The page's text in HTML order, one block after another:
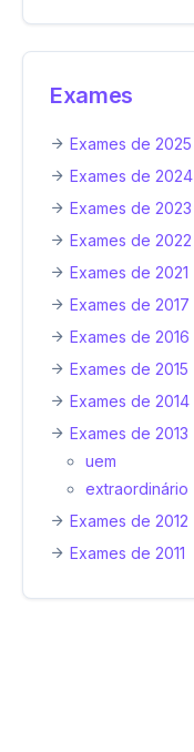
Exames
Exames de 2025
Exames de 2024
Exames de 2023
Exames de 2022
Exames de 2021
Exames de 2017
Exames de 2016
Exames de 2015
Exames de 2014
Exames de 2013
uem
extraordinário
Exames de 2012
Exames de 2011